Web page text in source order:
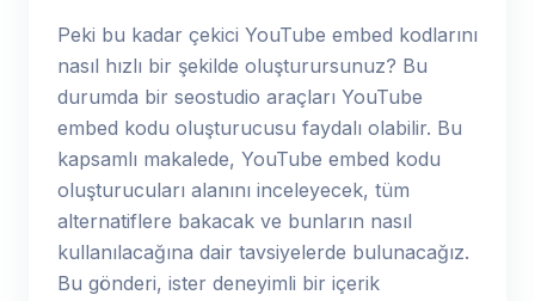
Peki bu kadar çekici YouTube embed kodlarını
nasıl hızlı bir şekilde oluşturursunuz? Bu
durumda bir seostudio araçları YouTube
embed kodu oluşturucusu faydalı olabilir. Bu
kapsamlı makalede, YouTube embed kodu
oluşturucuları alanını inceleyecek, tüm
alternatiflere bakacak ve bunların nasıl
kullanılacağına dair tavsiyelerde bulunacağız.
Bu gönderi, ister deneyimli bir içerik